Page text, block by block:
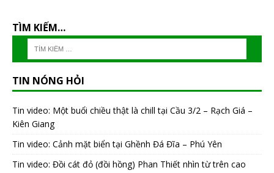
TÌM KIẾM…
TIN NÓNG HỎI
Tin video: Một buổi chiều thật là chill tại Cầu 3/2 – Rạch Giá –
Kiên Giang
Tin video: Cảnh mặt biển tại Ghềnh Đá Đĩa – Phú Yên
Tin video: Đồi cát đỏ (đồi hồng) Phan Thiết nhìn từ trên cao